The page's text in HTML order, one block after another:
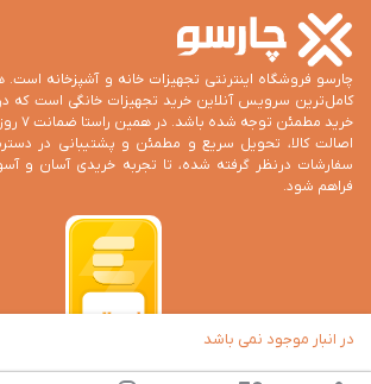
در انبار موجود نمی باشد
چارسو فروشگاه اینترنتی تجهیزات خانه و آشپزخانه
کامل‌ترین سرویس آنلاین خرید تجهیزات خانگی است که
خرید
اصالت کالا، تحویل سریع و مطمئن و پشتیبانی در
سفارشات درنظر گرفته شده، تا تجربه خریدی آسان و
فراهم شود.